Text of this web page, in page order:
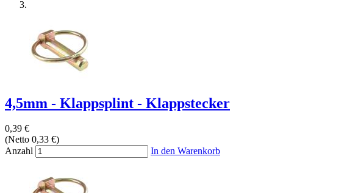
4,5mm - Klappsplint - Klappstecker
0,39 €
(Netto 0,33 €)
Anzahl
In den Warenkorb